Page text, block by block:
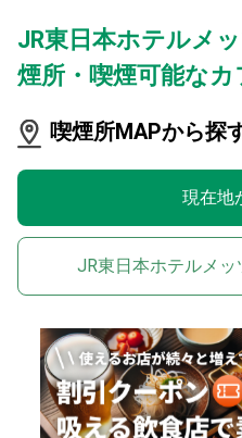
JR東日本ホテルメ
煙所・喫煙可能な
喫煙所MAPから探
現在地
JR東日本ホテルメ